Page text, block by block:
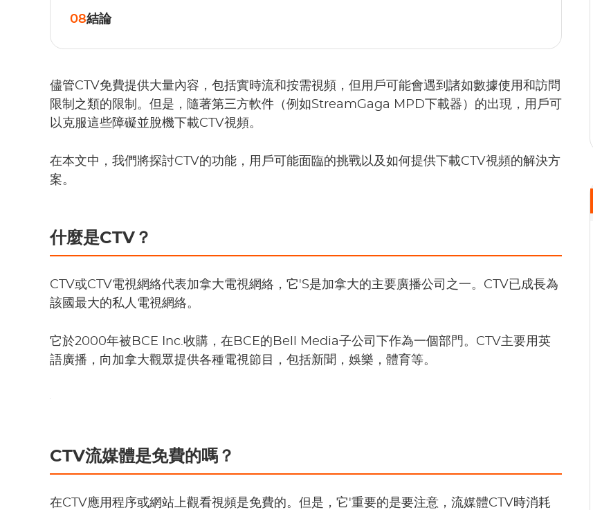
08結論
儘管CTV免費提供大量內容，包括實時流和按需視頻，但用戶可能會遇到諸如數據使用和訪問
限制之類的限制。但是，隨著第三方軟件（例如StreamGaga MPD下載器）的出現，用戶可
以克服這些障礙並脫機下載CTV視頻。
在本文中，我們將探討CTV的功能，用戶可能面臨的挑戰以及如何提供下載CTV視頻的解決方
案。
什麼是CTV？
CTV或CTV電視網絡代表加拿大電視網絡，它'S是加拿大的主要廣播公司之一。CTV已成長為
該國最大的私人電視網絡。
它於2000年被BCE Inc.收購，在BCE的Bell Media子公司下作為一個部門。CTV主要用英
語廣播，向加拿大觀眾提供各種電視節目，包括新聞，娛樂，體育等。
CTV流媒體是免費的嗎？
在CTV應用程序或網站上觀看視頻是免費的。但是，它'重要的是要注意，流媒體CTV時消耗